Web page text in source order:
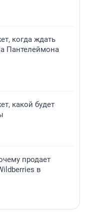
когда ждать
Пантелеймона
какой будет
продает
в